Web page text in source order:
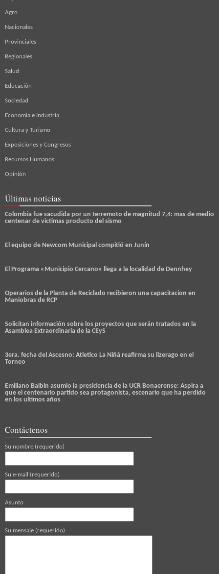
Agro
Nacionales
Provinciales
Regionales
Salud
Educación
Sociedad
Economía e Industria
Cultura y Turismo
Exposiciones y Congresos
Recursos Humanos
Opinión
Últimas noticias
Colombia fue sacudida por un terremoto de magnitud 7,4: mas de medio
centenar de victimas producto del sismo
El equipo de Newcom Municipal compitió en Junín
El Programa «Municipio Cercano» llega a la localidad de Dennhey
Operarios de la Planta de Reciclado recibieron una capacitacion en
Maniobras de RCP
Solicitan información sobre los proyectos que serán tratados en la
Asamblea Extraordinaria de la CEyS
3era. fecha del Ascesno: Atletico La Niñá reafirma su lizerago en el
Torneo
Emiliano Balbin asumio la presidencia de la UCR Bonaerense: Aspira a
que el centenario partido sea protagonista, escenario que ha perdido
en los ultimos años
Contáctenos
Su nombre (requerido)
Su e-mail (requerido)
Asunto
Su mensaje (requerido)